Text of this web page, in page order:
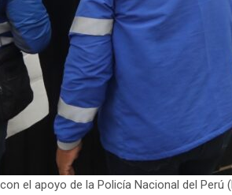
el apoyo de la Policía Nacional del